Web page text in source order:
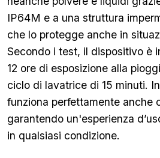
IP64M e a una struttura
che lo protegge anche in
Secondo i test, il dispositivo è
12 ore di esposizione alla
ciclo di lavatrice di 15 minuti.
funziona perfettamente anche
garantendo un'esperienza
in qualsiasi condizione.